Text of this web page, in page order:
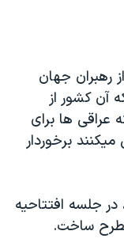
رهبران جهان
آن کشور از
عراقی ها برای
برخوردار
جلسه افتتاحيه
مطرح ساخت.